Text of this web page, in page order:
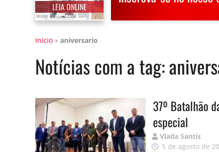
LEIA ONLINE
Início » aniversario
Notícias com a tag:
37º Batalhão
especial
Publicado
por
Vlada Santis
5 de agosto de